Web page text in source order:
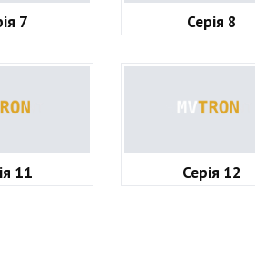
7 Серія 8
11 Серія 12